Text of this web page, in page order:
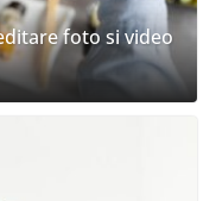
foto si video